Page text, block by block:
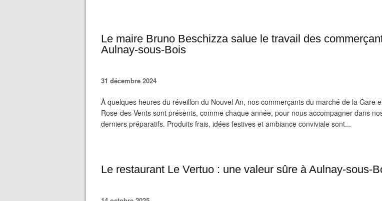
Le maire Bruno Beschizza salue le travail des
Aulnay-sous-Bois
31 décembre 2024
À quelques heures du réveillon du Nouvel An, nos commerçants du marché de la Gare
Rose-des-Vents sont présents, comme chaque année, pour nous accompagner dans
derniers préparatifs. Produits frais, idées festives et ambiance conviviale sont...
Le restaurant Le Vertuo : une valeur sûre à Aulnay-sous-